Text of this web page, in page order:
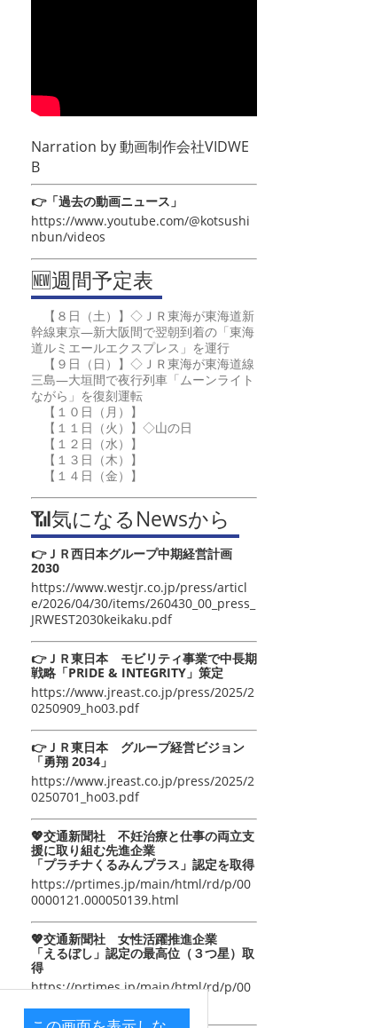
Narration by動画制作会社VIDWE
B
👉「過去の動画ニュース」
https://www.youtube.com/@kotsushi
nbun/videos
🆕週間予定表
【８日（土）】◇ＪＲ東海が東海道新
幹線東京―新大阪間で翌朝到着の「東海
道ルミエールエクスプレス」を運行
【９日（日）】◇ＪＲ東海が東海道線
三島―大垣間で夜行列車「ムーンライト
ながら」を復刻運転
【１０日（月）】
【１１日（火）】◇山の日
【１２日（水）】
【１３日（木）】
【１４日（金）】
📶気になるNewsから
👉ＪＲ西日本グループ中期経営計画
2030
https://www.westjr.co.jp/press/articl
e/2026/04/30/items/260430_00_press_
JRWEST2030keikaku.pdf
👉ＪＲ東日本 モビリティ事業で中長期
戦略「PRIDE & INTEGRITY」策定
https://www.jreast.co.jp/press/2025/2
0250909_ho03.pdf
👉ＪＲ東日本 グループ経営ビジョン
「勇翔 2034」
https://www.jreast.co.jp/press/2025/2
0250701_ho03.pdf
💖交通新聞社 不妊治療と仕事の両立支
援に取り組む先進企業
「プラチナくるみんプラス」認定を取得
https://prtimes.jp/main/html/rd/p/00
0000121.000050139.html
💖交通新聞社 女性活躍推進企業
「えるぼし」認定の最高位（３つ星）取
得
https://prtimes.jp/main/html/rd/p/00